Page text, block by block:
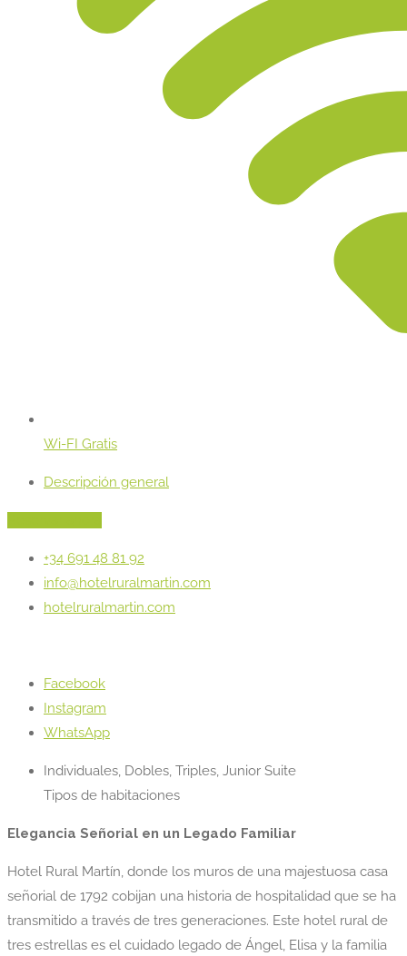
Wi-FI Gratis
Descripción general
+34 691 48 81 92
info@hotelruralmartin.com
hotelruralmartin.com
Facebook
Instagram
WhatsApp
Individuales, Dobles, Triples, Junior Suite
Tipos de habitaciones
Elegancia Señorial en un Legado Familiar
Hotel Rural Martín, donde los muros de una majestuosa casa
señorial de 1792 cobijan una historia de hospitalidad que se ha
transmitido a través de tres generaciones. Este hotel rural de
tres estrellas es el cuidado legado de Ángel, Elisa y la familia